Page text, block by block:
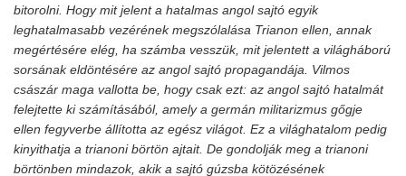
bitorolni. Hogy mit jelent a hatalmas angol sajtó egyik
leghatalmasabb vezérének megszólalása Trianon ellen, annak
megértésére elég, ha számba vesszük, mit jelentett a világháború
sorsának eldöntésére az angol sajtó propagandája. Vilmos
császár maga vallotta be, hogy csak ezt: az angol sajtó hatalmát
felejtette ki számításából, amely a germán militarizmus gőgje
ellen fegyverbe állította az egész világot. Ez a világhatalom pedig
kinyithatja a trianoni börtön ajtait. De gondolják meg a trianoni
börtönben mindazok, akik a sajtó gúzsba kötözésének